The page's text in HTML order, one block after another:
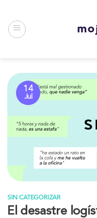
contenido
14
Jul
SIN CATEGORIZAR
El desastre